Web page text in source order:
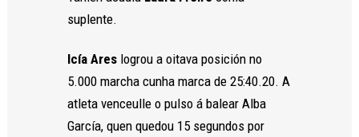
suplente.
Icía Ares logrou a oitava posición no
5.000 marcha cunha marca de 25:40.20. A
atleta venceulle o pulso á balear Alba
García, quen quedou 15 segundos por
cookies no
opcionales.
necesarias